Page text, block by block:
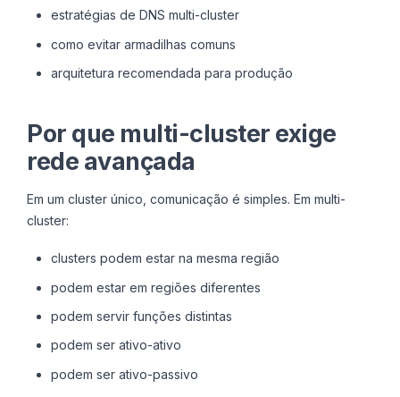
estratégias de DNS multi-cluster
como evitar armadilhas comuns
arquitetura recomendada para produção
Por que multi-cluster exige
rede avançada
Em um cluster único, comunicação é simples. Em multi-
cluster:
clusters podem estar na mesma região
podem estar em regiões diferentes
podem servir funções distintas
podem ser ativo-ativo
podem ser ativo-passivo